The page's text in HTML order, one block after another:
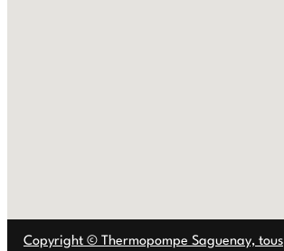
Copyright © Thermopompe Saguenay, tous